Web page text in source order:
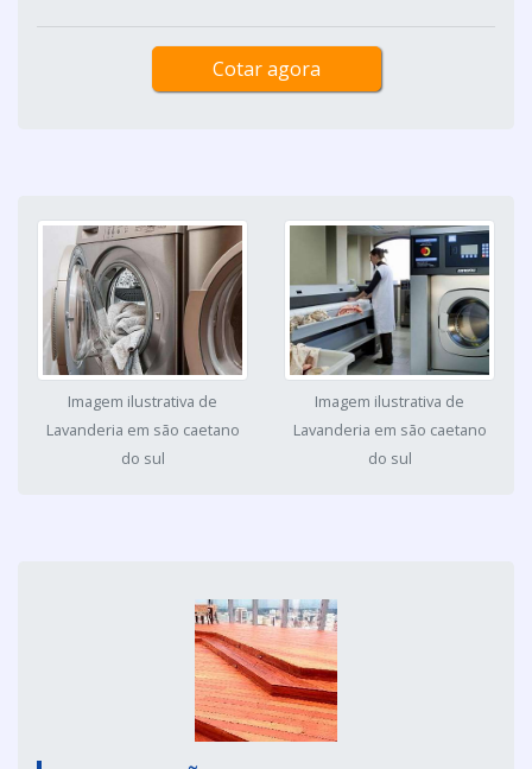
Cotar agora
Imagem ilustrativa de
Lavanderia em são caetano
do sul
Imagem ilustrativa de
Lavanderia em são caetano
do sul